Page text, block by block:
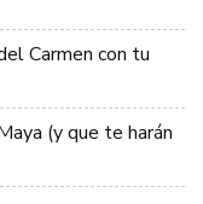
Carmen con tu
(y que te harán